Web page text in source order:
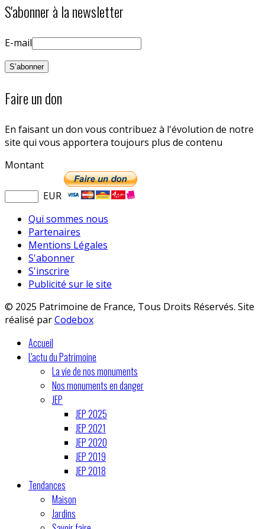
S'abonner à la newsletter
E-mail
Faire un don
En faisant un don vous contribuez à l'évolution de notre
site qui vous apportera toujours plus de contenu
Montant
EUR
Qui sommes nous
Partenaires
Mentions Légales
S'abonner
S'inscrire
Publicité sur le site
© 2025 Patrimoine de France, Tous Droits Réservés. Site
réalisé parCodebox
Accueil
L'actu du Patrimoine
La vie de nos monuments
Nos monuments en danger
JEP
JEP 2025
JEP 2021
JEP 2020
JEP 2019
JEP 2018
Tendances
Maison
Jardins